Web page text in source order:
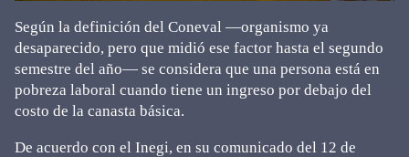
Según la definición del Coneval —organismo ya
desaparecido, pero que midió ese factor hasta el segundo
semestre del año— se considera que una persona está en
pobreza laboral cuando tiene un ingreso por debajo del
costo de la canasta básica.
De acuerdo con el Inegi, en su comunicado del 12 de